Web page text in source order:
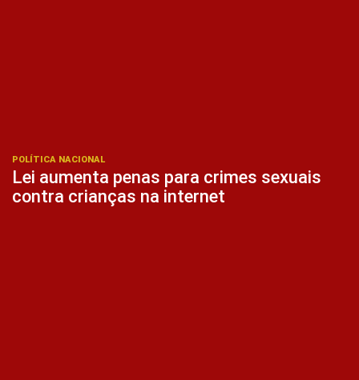
POLÍTICA NACIONAL
Lei aumenta penas para crimes sexuais
contra crianças na internet